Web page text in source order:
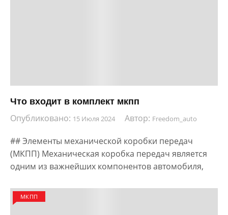
Что входит в комплект мкпп
Опубликовано: 15 Июля 2024 Автор: Freedom_auto
## Элементы механической коробки передач
(МКПП) Механическая коробка передач является
одним из важнейших компонентов автомобиля,
МКПП